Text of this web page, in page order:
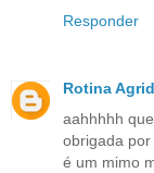
Responder
Rotina
aahhhhh
obrigada
é um mimo